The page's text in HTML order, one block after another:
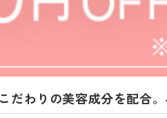
わりの美容成分を配合